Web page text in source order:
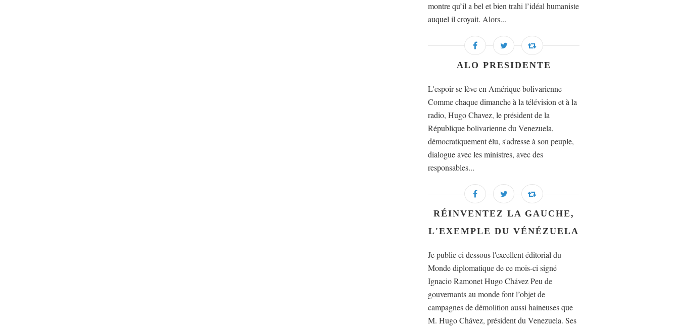
montre qu’il a bel et bien trahi l’idéal humaniste
auquel il croyait. Alors...
ALO PRESIDENTE
L'espoir se lève en Amérique bolivarienne
Comme chaque dimanche à la télévision et à la
radio, Hugo Chavez, le président de la
République bolivarienne du Venezuela,
démocratiquement élu, s'adresse à son peuple,
dialogue avec les ministres, avec des
responsables...
RÉINVENTEZ LA GAUCHE,
L'EXEMPLE DU VÉNÉZUELA
Je publie ci dessous l'excellent éditorial du
Monde diplomatique de ce mois-ci signé
Ignacio Ramonet Hugo Chávez Peu de
gouvernants au monde font l’objet de
campagnes de démolition aussi haineuses que
M. Hugo Chávez, président du Venezuela. Ses